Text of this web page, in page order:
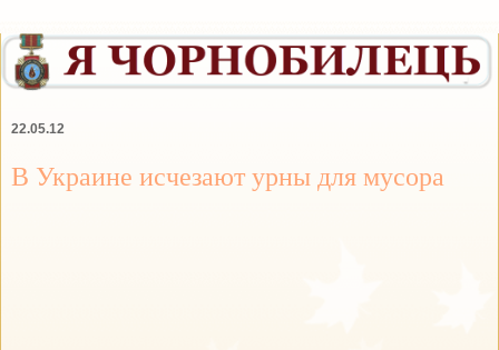
22.05.12
В Украине исчезают урны для мусора